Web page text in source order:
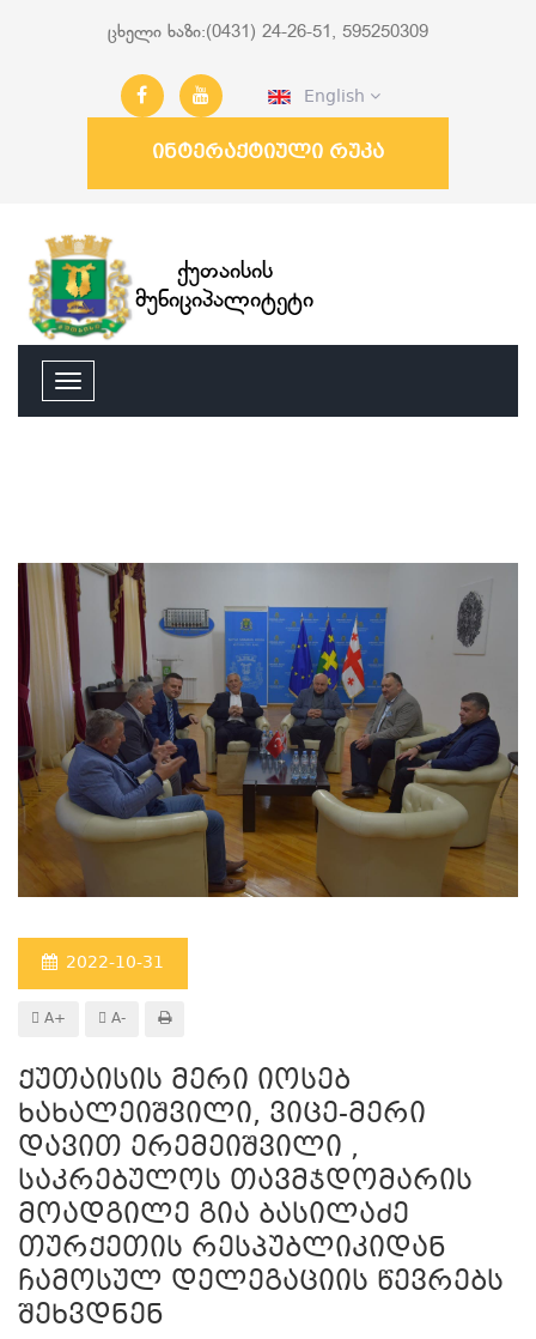
ცხელი ხაზი:(0431) 24-26-51, 595250309
English
ინტერაქტიული რუკა
ქუთაისის
მუნიციპალიტეტი
2022-10-31
A+ A-
ქუთაისის მერი იოსებ
ხახალეიშვილი, ვიცე-მერი
დავით ერემეიშვილი ,
საკრებულოს თავმჯდომარის
მოადგილე გია ბასილაძე
თურქეთის რესპუბლიკიდან
ჩამოსულ დელეგაციის წევრებს
შეხვდნენ